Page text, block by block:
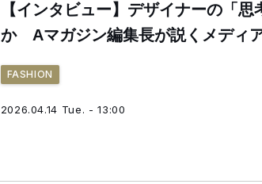
【インタビュー】デザイナーの「
か Aマガジン編集長が説くメディ
FASHION
2026.04.14 Tue. - 13:00